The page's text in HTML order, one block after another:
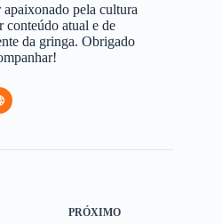
pela cultura
conteúdo atual e de
da gringa. Obrigado
PRÓXIMO